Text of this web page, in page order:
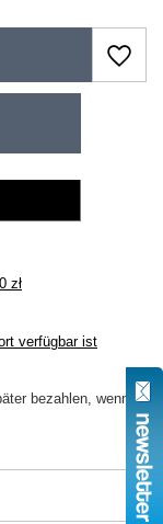
zł
verfügbar ist
bezahlen, wenn